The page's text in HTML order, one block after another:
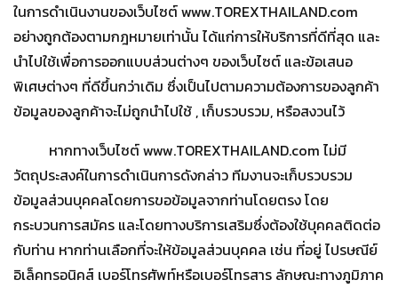
ในการดำเนินงานของเว็บไซต์ www.TOREXTHAILAND.com
อย่างถูกต้องตามกฎหมายเท่านั้น ได้แก่การให้บริการที่ดีที่สุด และ
นำไปใช้เพื่อการออกแบบส่วนต่างๆ ของเว็บไซต์ และข้อเสนอ
พิเศษต่างๆ ที่ดีขึ้นกว่าเดิม ซึ่งเป็นไปตามความต้องการของลูกค้า
ข้อมูลของลูกค้าจะไม่ถูกนำไปใช้ , เก็บรวบรวม, หรือสงวนไว้
หากทางเว็บไซต์ www.TOREXTHAILAND.com ไม่มี
วัตถุประสงค์ในการดำเนินการดังกล่าว ทีมงานจะเก็บรวบรวม
ข้อมูลส่วนบุคคลโดยการขอข้อมูลจากท่านโดยตรง โดย
กระบวนการสมัคร และโดยทางบริการเสริมซึ่งต้องใช้บุคคลติดต่อ
กับท่าน หากท่านเลือกที่จะให้ข้อมูลส่วนบุคคล เช่น ที่อยู่ ไปรษณีย์
อิเล็คทรอนิคส์ เบอร์โทรศัพท์หรือเบอร์โทรสาร ลักษณะทางภูมิภาค